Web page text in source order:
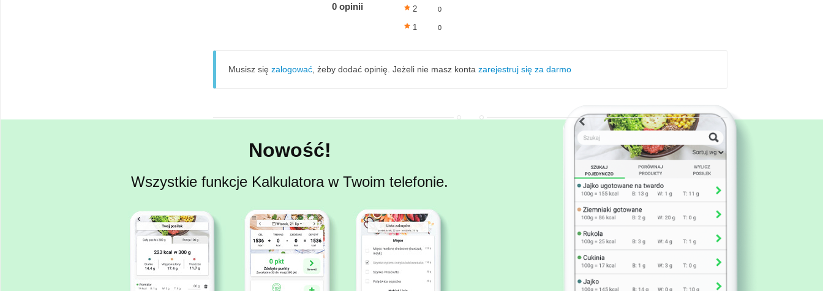
0 opinii 2 0
1 0
Musisz się zalogować , żeby dodać opinię. Jeżeli nie masz konta zarejestruj się za darmo
Nowość!
Wszystkie funkcje Kalkulatora w Twoim telefonie.